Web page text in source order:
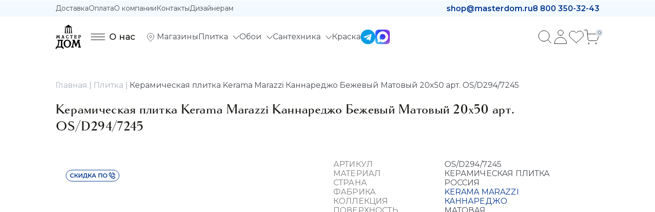
ДоставкаОплатаО компанииКонтактыДизайнерам shop@masterdom.ru8 800 350-32-43
О нас Магазины Плитка Обои Сантехника Краска 0
Главная Плитка Керамическая плитка Kerama Marazzi Каннареджо Бежевый Матовый 20x50 арт. OS/D294/7245
Керамическая плитка Kerama Marazzi Каннареджо Бежевый Матовый 20x50 арт.
OS/D294/7245
АРТИКУЛ
OS/D294/7245
МАТЕРИАЛ
КЕРАМИЧЕСКАЯ ПЛИТКА
СТРАНА
РОССИЯ
ФАБРИКА
KERAMA MARAZZI
КОЛЛЕКЦИЯ
КАННАРЕДЖО